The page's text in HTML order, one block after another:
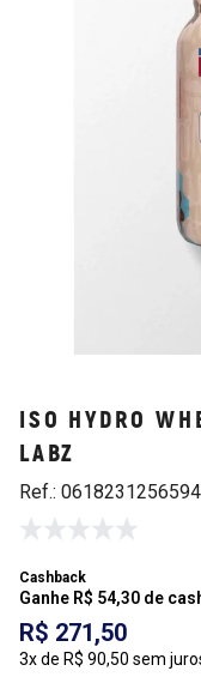
ISO HYDRO
LABZ
Ref.:
Cashback
Ganhe R$ 54,30 de
R$ 271,50
3x de R$ 90,50 sem